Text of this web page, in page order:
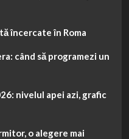
încercate în Roma
când să programezi un
nivelul apei azi, grafic
o alegere mai